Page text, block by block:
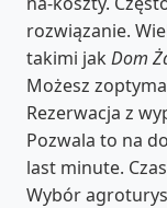
rozwiązanie.
takimi jakDom
Możesz
Rezerwacja z
Pozwala to na
last minute.
Wybór